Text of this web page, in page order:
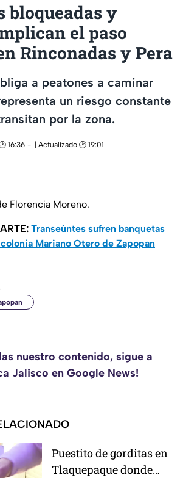
bloqueadas y
el paso
Rinconadas y Pera
a peatones a caminar
un riesgo constante
por la zona.
16:36
| Actualizado 🕑 19:01
Florencia Moreno.
Transeúntes sufren banquetas
Mariano Otero de Zapopan
nuestro contenido, sigue a
Jalisco en Google News!
Puestito de gorditas en
Tlaquepaque donde